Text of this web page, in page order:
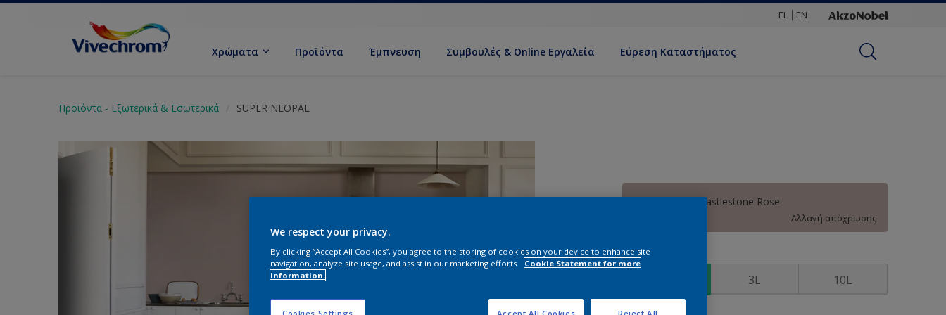
EL EN
Χρώματα Προϊόντα Έμπνευση Συμβουλές & Online Εργαλεία Εύρεση Καταστήματος
Προϊόντα - Εξωτερικά & Εσωτερικά SUPER NEOPAL
30YR 48/074 Castlestone Rose
Αλλαγή απόχρωσης
Συσκευασία
3L 10L
We respect your privacy.
By clicking “Accept All Cookies”, you agree to the storing of cookies on your device to enhance site
navigation, analyze site usage, and assist in our marketing efforts.
Cookie Statement for more
information.